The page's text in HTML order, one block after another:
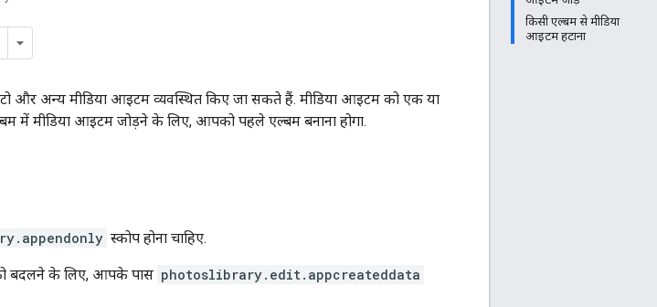
किसी एल्बम से मीडिया
आइटम हटाना
और अन्य मीडिया आइटम व्यवस्थित किए जा सकते हैं. मीडिया आइटम को एक या
में मीडिया आइटम जोड़ने के लिए, आपको पहले एल्बम बनाना होगा.
स्कोप होना चाहिए.
बदलने के लिए, आपके पास photoslibrary.edit.appcreateddata